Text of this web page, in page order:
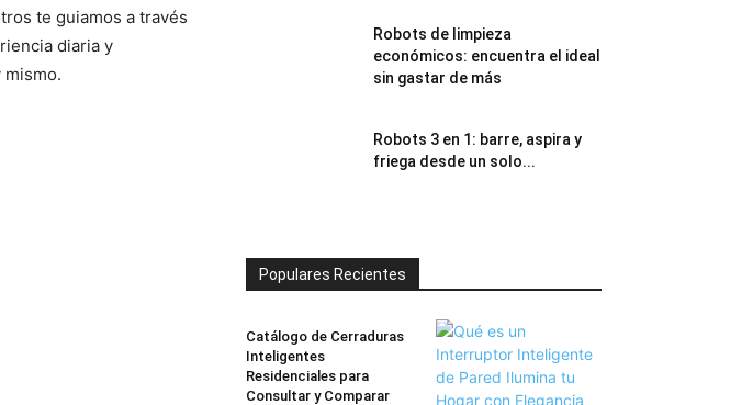
te guiamos a través
diaria y
Robots de limpieza
económicos: encuentra el ideal
sin gastar de más
Robots 3 en 1: barre, aspira y
friega desde un solo...
Populares Recientes
Catálogo de Cerraduras
Inteligentes
Residenciales para
Consultar y Comparar